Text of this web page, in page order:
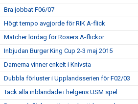
Bra jobbat F06/07
Högt tempo avgjorde för RIK A-flick
Matcher lördag för Rosers A-flickor
Inbjudan Burger King Cup 2-3 maj 2015
Damerna vinner enkelt i Knivsta
Dubbla förluster i Upplandsserien för F02/03
Tack alla inblandade i helgens USM spel